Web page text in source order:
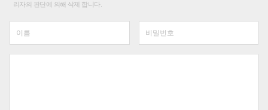
리자의 판단에 의해 삭제 합니다.